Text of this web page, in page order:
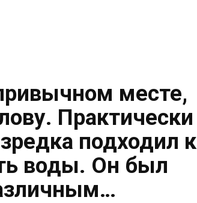
месте,
Практически
подходил к
воды. Он был